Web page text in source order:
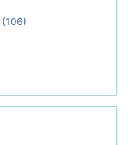
(106)